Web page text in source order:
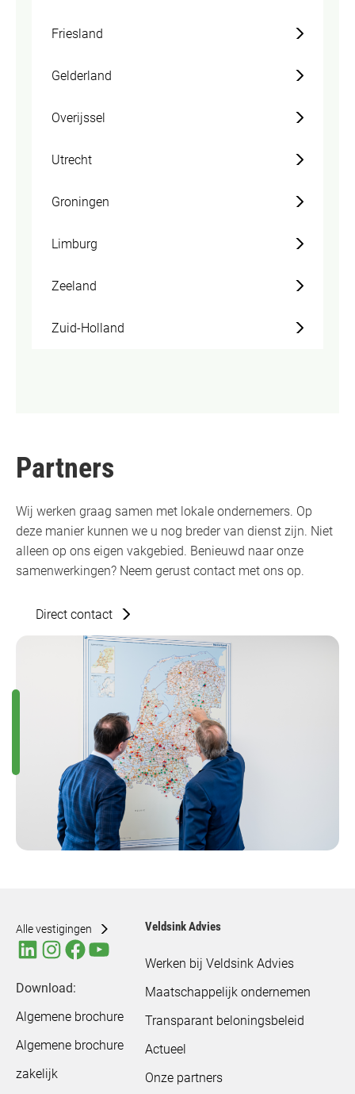
Friesland
Gelderland
Overijssel
Utrecht
Groningen
Limburg
Zeeland
Zuid-Holland
Partners
Wij werken graag samen met lokale ondernemers. Op
deze manier kunnen we u nog breder van dienst zijn. Niet
alleen op ons eigen vakgebied. Benieuwd naar onze
samenwerkingen? Neem gerust contact met ons op.
Direct contact
Alle vestigingen
Download:
Algemene brochure
Algemene brochure
zakelijk
Veldsink Advies
Werken bij Veldsink Advies
Maatschappelijk ondernemen
Transparant beloningsbeleid
Actueel
Onze partners